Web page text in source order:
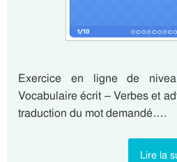
Exercice en ligne de
Vocabulaire écrit – Verbes et
traduction du mot demandé….
Lire la